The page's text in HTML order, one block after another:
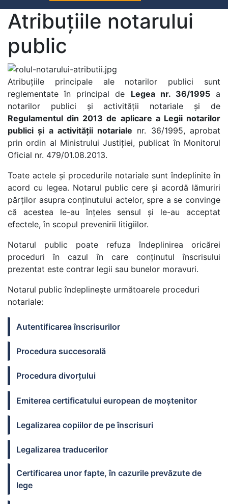
Atribuțiile notarului
public
Atribuțiile principale ale notarilor publici sunt
reglementate în principal de Legea nr. 36/1995a
notarilor publici și activității notariale și de
Regulamentul din 2013 de aplicare a Legii notarilor
publici şi a activităţii notariale nr. 36/1995, aprobat
prin ordin al Ministrului Justiției, publicat în Monitorul
Oficial nr. 479/01.08.2013.
Toate actele şi procedurile notariale sunt îndeplinite în
acord cu legea. Notarul public cere și acordă lămuriri
părţilor asupra conţinutului actelor, spre a se convinge
că acestea le-au înţeles sensul şi le-au acceptat
efectele, în scopul prevenirii litigiilor.
Notarul public poate refuza îndeplinirea oricărei
proceduri în cazul în care conținutul înscrisului
prezentat este contrar legii sau bunelor moravuri.
Notarul public îndeplinește următoarele proceduri
notariale:
Autentificarea înscrisurilor
Procedura succesorală
Procedura divorţului
Emiterea certificatului european de moştenitor
Legalizarea copiilor de pe înscrisuri
Legalizarea traducerilor
Certificarea unor fapte, în cazurile prevăzute de
lege